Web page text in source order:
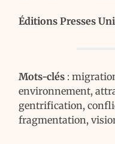
Éditions Presses
Mots-clés :
environnement,
gentrification,
fragmentation,